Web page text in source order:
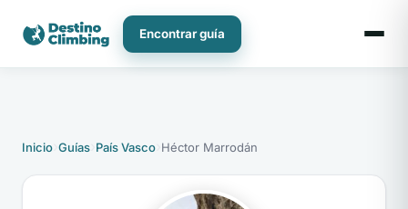
contenido
Encontrar guía
Inicio Guías País Vasco Héctor Marrodán